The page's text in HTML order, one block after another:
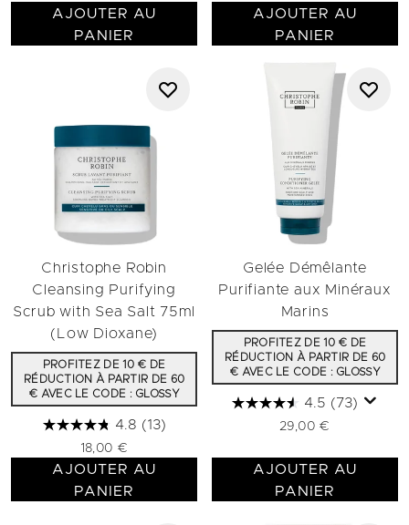
AJOUTER AU
PANIER
AJOUTER AU
PANIER
Christophe Robin
Cleansing Purifying
Scrub with Sea Salt 75ml
(Low Dioxane)
PROFITEZ DE 10 € DE
RÉDUCTION À PARTIR DE 60
€ AVEC LE CODE : GLOSSY
4.8 (13)
18,00 €
AJOUTER AU
PANIER
Gelée Démêlante
Purifiante aux Minéraux
Marins
PROFITEZ DE 10 € DE
RÉDUCTION À PARTIR DE 60
€ AVEC LE CODE : GLOSSY
4.5 (73)
29,00 €
AJOUTER AU
PANIER